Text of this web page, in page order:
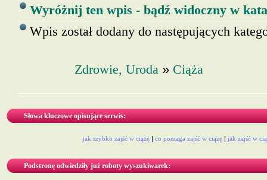
Wyróżnij ten wpis - bądź widoczny w
Wpis został dodany do następujących
Zdrowie, Uroda » Ciąża
Słowa kluczowe opisujące serwis:
jak szybko zajść w ciążę |co pomaga zajść w ciążę |jak zajść w
Podstronę odwiedziły już roboty wyszukiwarek: